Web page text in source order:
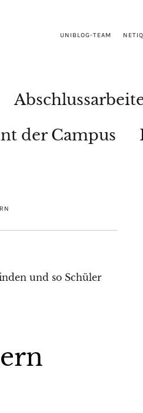
UNIBLOG-TEAM
der Campus